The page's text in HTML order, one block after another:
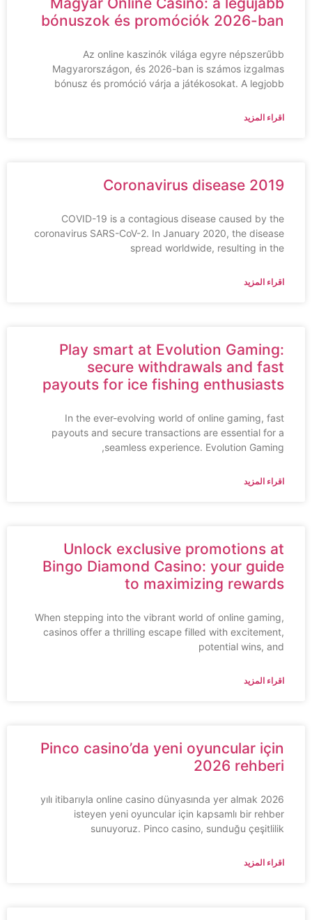
bónuszok és promóciók 2026-ban
Az online kaszinók világa egyre népszerűbb
Magyarországon, és 2026-ban is számos izgalmas
bónusz és promóció várja a játékosokat. A legjobb
اقراء المزيد
Coronavirus disease 2019
COVID-19 is a contagious disease caused by the
coronavirus SARS-CoV-2. In January 2020, the disease
spread worldwide, resulting in the
اقراء المزيد
Play smart at Evolution Gaming:
secure withdrawals and fast
payouts for ice fishing enthusiasts
In the ever-evolving world of online gaming, fast
payouts and secure transactions are essential for a
seamless experience. Evolution Gaming,
اقراء المزيد
Unlock exclusive promotions at
Bingo Diamond Casino: your guide
to maximizing rewards
When stepping into the vibrant world of online gaming,
casinos offer a thrilling escape filled with excitement,
potential wins, and
اقراء المزيد
Pinco casino’da yeni oyuncular için
2026 rehberi
2026 yılı itibarıyla online casino dünyasında yer almak
isteyen yeni oyuncular için kapsamlı bir rehber
sunuyoruz. Pinco casino, sunduğu çeşitlilik
اقراء المزيد